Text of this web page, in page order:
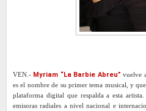
VEN.- Myriam “La Barbie Abreu” vuelve
es el nombre de su primer tema musical, y
plataforma digital que respalda a esta
emisoras radiales a nivel nacional e